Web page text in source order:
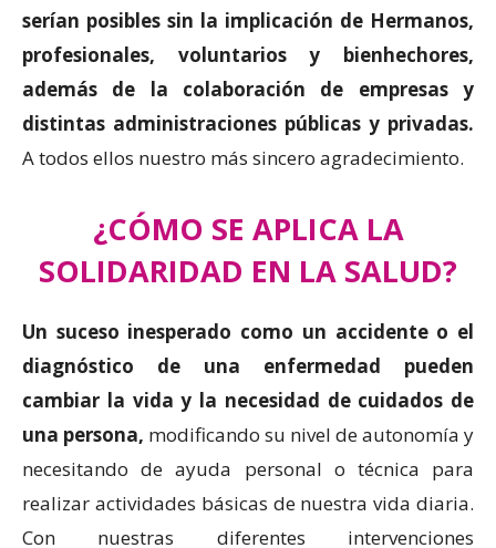
serían posibles sin la implicación de Hermanos,
profesionales, voluntarios y bienhechores,
además de la colaboración de empresas y
distintas administraciones públicas y privadas.
A todos ellos nuestro más sincero agradecimiento.
¿CÓMO SE APLICA LA
SOLIDARIDAD EN LA SALUD?
Un suceso inesperado como un accidente o el
diagnóstico de una enfermedad pueden
cambiar la vida y la necesidad de cuidados de
una persona, modificando su nivel de autonomía y
necesitando de ayuda personal o técnica para
realizar actividades básicas de nuestra vida diaria.
Con nuestras diferentes intervenciones